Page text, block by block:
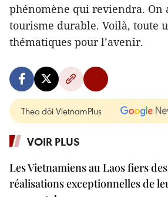
phénomène qui reviendra. On
tourisme durable. Voilà, toute
thématiques pour l’avenir.
Theo dõi VietnamPlus
VOIR PLUS
Les Vietnamiens au Laos fiers des
réalisations exceptionnelles de